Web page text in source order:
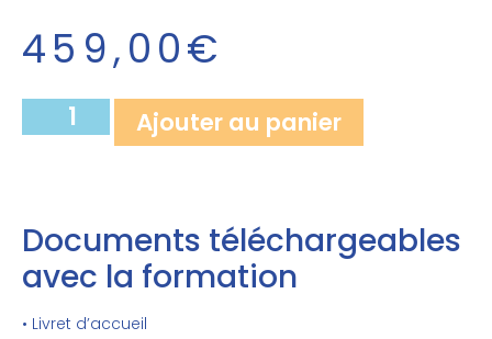
459,00€
Ajouter au panier
Documents téléchargeables
avec la formation
• Livret d’accueil